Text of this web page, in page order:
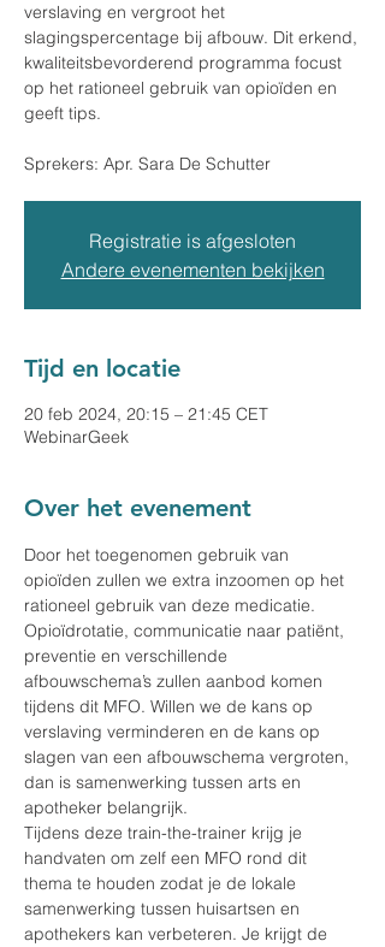
verslaving en vergroot het
slagingspercentage bij afbouw. Dit erkend,
kwaliteitsbevorderend programma focust
op het rationeel gebruik van opioïden en
geeft tips.
Sprekers: Apr. Sara De Schutter
Registratie is afgesloten
Andere evenementen bekijken
Tijd en locatie
20 feb 2024, 20:15 – 21:45 CET
WebinarGeek
Over het evenement
Door het toegenomen gebruik van
opioïden zullen we extra inzoomen op het
rationeel gebruik van deze medicatie.
Opioïdrotatie, communicatie naar patiënt,
preventie en verschillende
afbouwschema’s zullen aanbod komen
tijdens dit MFO. Willen we de kans op
verslaving verminderen en de kans op
slagen van een afbouwschema vergroten,
dan is samenwerking tussen arts en
apotheker belangrijk.
Tijdens deze train-the-trainer krijg je
handvaten om zelf een MFO rond dit
thema te houden zodat je de lokale
samenwerking tussen huisartsen en
apothekers kan verbeteren. Je krijgt de